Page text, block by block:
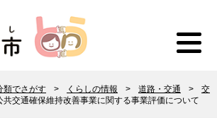
類でさがす > くらしの情報 > 道路・交通 >
交
共交通確保維持改善事業に関する事業評価について